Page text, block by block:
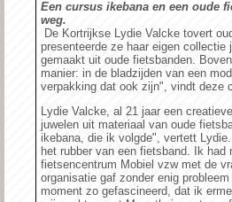
Een cursus ikebana en een oude
weg.
De Kortrijkse Lydie Valcke tovert
presenteerde ze haar eigen
gemaakt uit oude fietsbanden.
manier: in de bladzijden van een
verpakking dat ook zijn", vindt deze
Lydie Valcke, al 21 jaar een
juwelen uit materiaal van oude
ikebana, die ik volgde", vertett
het rubber van een fietsband. Ik
fietsencentrum Mobiel vzw met de
organisatie gaf zonder enig
moment zo gefascineerd, dat ik